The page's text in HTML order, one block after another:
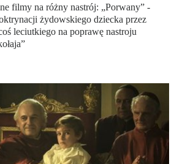
filmy na różny nastrój: „Porwany” -
żydowskiego dziecka przez
leciutkiego na poprawę nastroju